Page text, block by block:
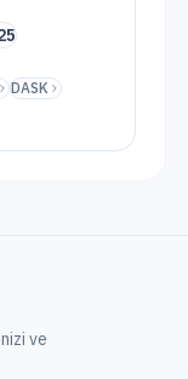
DASK
ve